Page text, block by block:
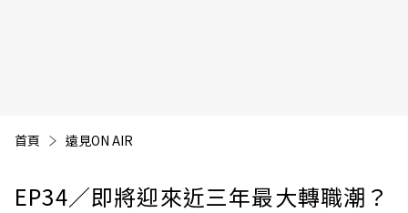
首頁 遠見ON AIR
EP34／即將迎來近三年最大轉職潮？